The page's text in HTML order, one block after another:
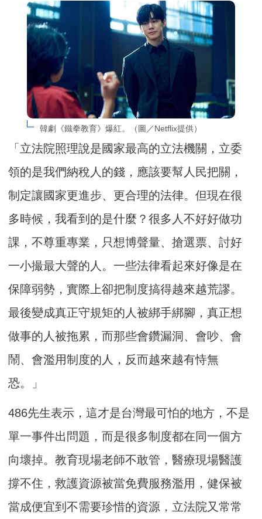
韓劇《鐵拳教育》爆紅。（圖／Netflix提供）
「立法院照理說是國家最高的立法機關，立委
領的是我們納稅人的錢，應該要幫人民把關，
制定讓國家更進步、更合理的法律。但現在很
多時候，我看到的是什麼？很多人不好好做功
課，不尊重專業，只想博聲量、搶選票、討好
一小撮最大聲的人。一些法律看起來好像是在
保障弱勢，實際上卻把制度搞得越來越荒謬。
最後變成真正守規矩的人被綁手綁腳，真正想
做事的人被拖累，而那些會鑽漏洞、會吵、會
鬧、會濫用制度的人，反而越來越有恃無
恐。」
486先生表示，這才是台灣最可怕的地方，不是
單一事件出問題，而是很多制度都在同一個方
向壞掉。教育現場老師不敢管，醫療現場醫護
撐不住，救護資源被當免費服務濫用，健保被
當成便宜到不需要珍惜的資源，立法院又常常